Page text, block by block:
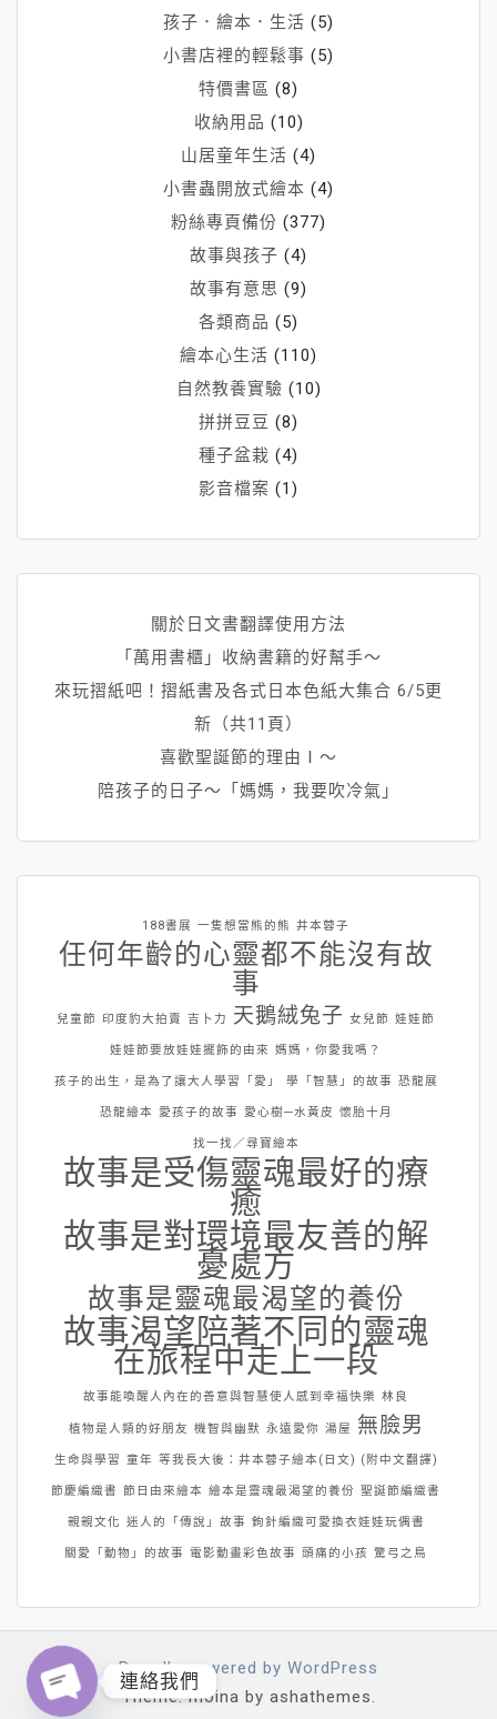
孩子．繪本．生活 (5)
小書店裡的輕鬆事 (5)
特價書區 (8)
收納用品 (10)
山居童年生活 (4)
小書蟲開放式繪本 (4)
粉絲專頁備份 (377)
故事與孩子 (4)
故事有意思 (9)
各類商品 (5)
繪本心生活 (110)
自然教養實驗 (10)
拼拼豆豆 (8)
種子盆栽 (4)
影音檔案 (1)
關於日文書翻譯使用方法
「萬用書櫃」收納書籍的好幫手～
來玩摺紙吧！摺紙書及各式日本色紙大集合 6/5更
新（共11頁）
喜歡聖誕節的理由Ⅰ～
陪孩子的日子～「媽媽，我要吹冷氣」
188書展 一隻想當熊的熊 井本蓉子
任何年齡的心靈都不能沒有故
事
兒童節 印度豹大拍賣 吉卜力 天鵝絨兔子 女兒節 娃娃節
娃娃節要放娃娃擺飾的由來 媽媽，你愛我嗎？
孩子的出生，是為了讓大人學習「愛」 學「智慧」的故事 恐龍展
恐龍繪本 愛孩子的故事 愛心樹─水黃皮 懷胎十月
找一找／尋寶繪本
故事是受傷靈魂最好的療
癒
故事是對環境最友善的解
憂處方
故事是靈魂最渴望的養份
故事渴望陪著不同的靈魂
在旅程中走上一段
故事能喚醒人內在的善意與智慧使人感到幸福快樂 林良
植物是人類的好朋友 機智與幽默 永遠愛你 湯屋 無臉男
生命與學習 童年 等我長大後：井本蓉子繪本(日文) (附中文翻譯)
節慶編織書 節日由來繪本 繪本是靈魂最渴望的養份 聖誕節編織書
親親文化 迷人的「傳說」故事 鉤針編織可愛換衣娃娃玩偶書
關愛「動物」的故事 電影動畫彩色故事 頭痛的小孩 驚弓之鳥
Proudly powered by WordPress
Theme: moina by ashathemes.
連絡我們